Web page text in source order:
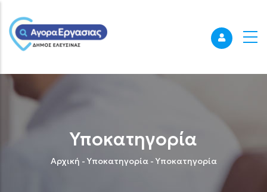
Υποκατηγορία
Breadcrumb
Αρχική - Υποκατηγορία - Υποκατηγορία